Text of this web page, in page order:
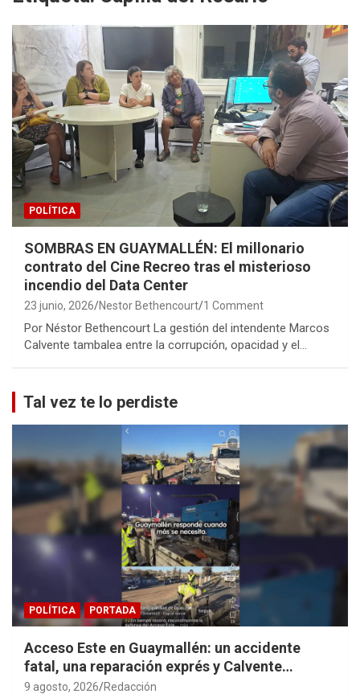
POLÍTICA
SOMBRAS EN GUAYMALLÉN: El millonario
contrato del Cine Recreo tras el misterioso
incendio del Data Center
23 junio, 2026 Nestor Bethencourt 1 Comment
Por Néstor Bethencourt La gestión del intendente Marcos
Calvente tambalea entre la corrupción, opacidad y el…
Tal vez te lo perdiste
POLÍTICA PORTADA
Acceso Este en Guaymallén: un accidente
fatal, una reparación exprés y Calvente
haciendo propaganda personal
9 agosto, 2026 Redacción